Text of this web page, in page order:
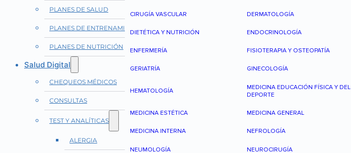
CIRUGÍA VASCULAR DERMATOLOGÍA
DIETÉTICA Y NUTRICIÓN ENDOCRINOLOGÍA
ENFERMERÍA FISIOTERAPIA Y OSTEOPATÍA
GERIATRÍA GINECOLOGÍA
HEMATOLOGÍA
MEDICINA EDUCACIÓN FÍSICA Y DEL
DEPORTE
MEDICINA ESTÉTICA MEDICINA GENERAL
MEDICINA INTERNA NEFROLOGÍA
NEUMOLOGÍA NEUROCIRUGÍA
PLANES DE SALUD
PLANES DE ENTRENAMIENTO
PLANES DE NUTRICIÓN
Salud Digital
CHEQUEOS MÉDICOS
CONSULTAS
TEST Y ANALÍTICAS
ALERGIA